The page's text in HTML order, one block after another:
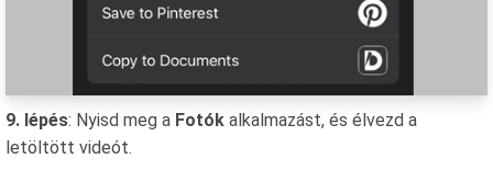
9. lépés: Nyisd meg a Fotók alkalmazást, és élvezd a
letöltött videót.